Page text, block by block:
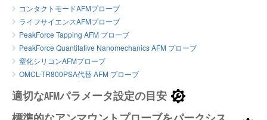
コンタクトモードAFMプローブ
ライフサイエンスAFMプローブ
PeakForce Tapping AFM プローブ
PeakForce Quantitative Nanomechanics AFM プローブ
窒化シリコンAFMプローブ
OMCL-TR800PSA代替 AFM プローブ
適切なAFMパラメータ設定の目安